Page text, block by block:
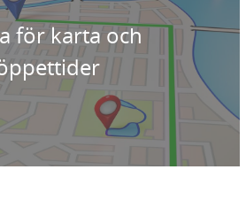
för karta och